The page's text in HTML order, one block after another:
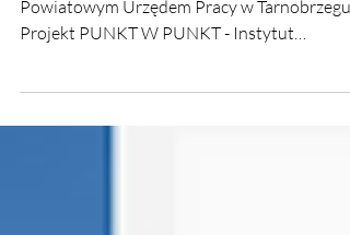
Witamy Nową Dębę! Program Punkt wraz z
Powiatowym Urzędem Pracy w Tarnobrzegu.
Świadomości